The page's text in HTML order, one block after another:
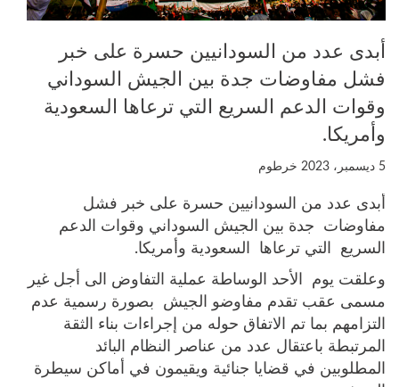
أبدى عدد من السودانيين حسرة على خبر
فشل مفاوضات جدة بين الجيش السوداني
وقوات الدعم السريع التي ترعاها السعودية
وأمريكا.
5 ديسمبر، 2023 خرطوم
أبدى عدد من السودانيين حسرة على خبر فشل
مفاوضات جدة بين الجيش السوداني وقوات الدعم
السريع التي ترعاها السعودية وأمريكا.
وعلقت يوم الأحد الوساطة عملية التفاوض الى أجل غير
مسمى عقب تقدم مفاوضو الجيش بصورة رسمية عدم
التزامهم بما تم الاتفاق حوله من إجراءات بناء الثقة
المرتبطة باعتقال عدد من عناصر النظام البائد
المطلوبين في قضايا جنائية ويقيمون في أماكن سيطرة